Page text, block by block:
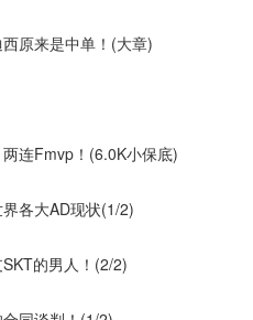
原来是中单！(大章)
连Fmvp！(6.0K小保底)
各大AD现状(1/2)
的男人！(2/2)